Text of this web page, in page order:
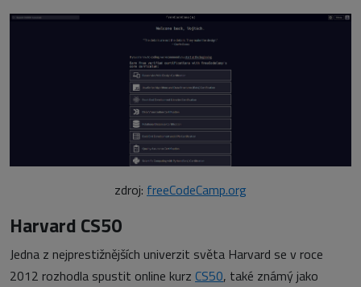
zdroj: freeCodeCamp.org
Harvard CS50
Jedna z nejprestižnějších univerzit světa Harvard se v roce
2012 rozhodla spustit online kurz CS50, také známý jako